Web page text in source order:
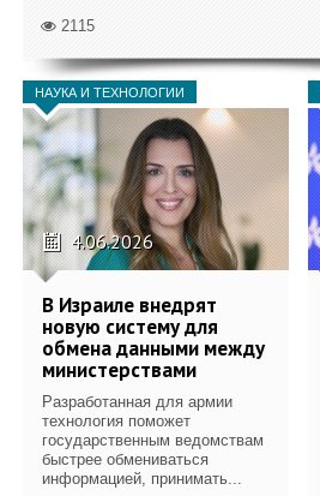
2115
НАУКА И ТЕХНОЛОГИИ
4.06.2026
В Израиле внедрят
новую систему для
обмена данными между
министерствами
Разработанная для армии
технология поможет
государственным ведомствам
быстрее обмениваться
информацией, принимать...